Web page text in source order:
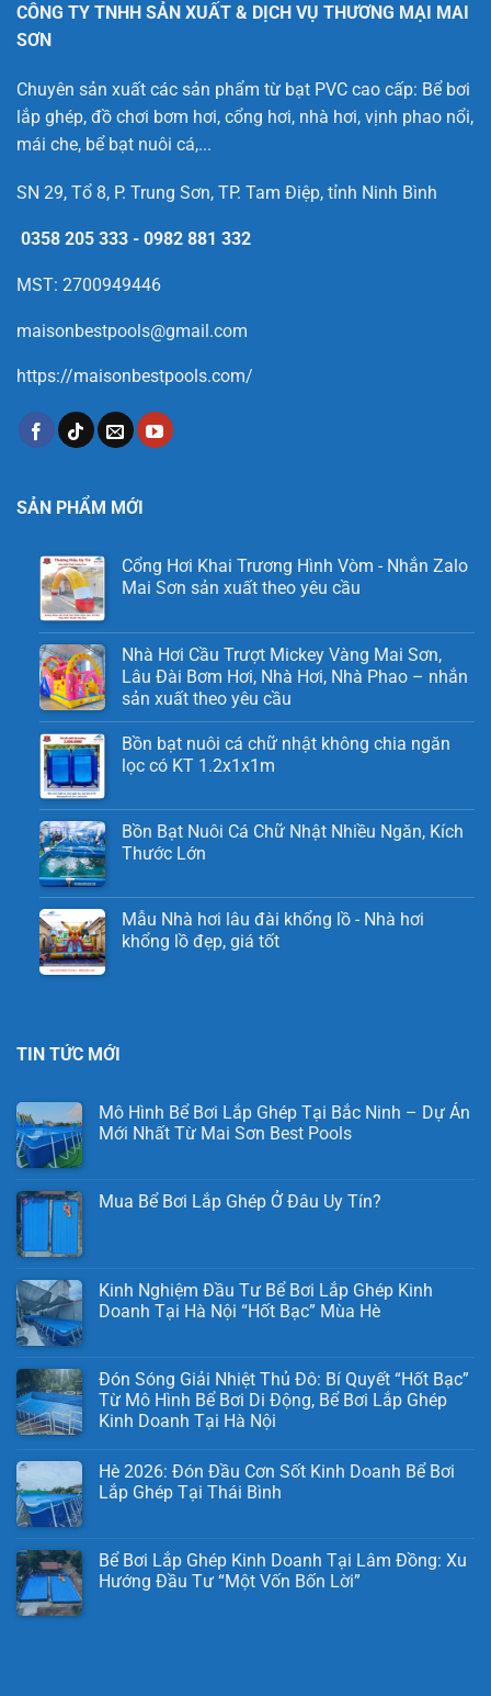
CÔNG TY TNHH SẢN XUẤT & DỊCH VỤ THƯƠNG MẠI MAI
SƠN
Chuyên sản xuất các sản phẩm từ bạt PVC cao cấp: Bể bơi
lắp ghép, đồ chơi bơm hơi, cổng hơi, nhà hơi, vịnh phao nổi,
mái che, bể bạt nuôi cá,...
SN 29, Tổ 8, P. Trung Sơn, TP. Tam Điệp, tỉnh Ninh Bình
0358 205 333 - 0982 881 332
MST: 2700949446
maisonbestpools@gmail.com
https://maisonbestpools.com/
SẢN PHẨM MỚI
Cổng Hơi Khai Trương Hình Vòm - Nhắn Zalo
Mai Sơn sản xuất theo yêu cầu
Nhà Hơi Cầu Trượt Mickey Vàng Mai Sơn,
Lâu Đài Bơm Hơi, Nhà Hơi, Nhà Phao – nhắn
sản xuất theo yêu cầu
Bồn bạt nuôi cá chữ nhật không chia ngăn
lọc có KT 1.2x1x1m
Bồn Bạt Nuôi Cá Chữ Nhật Nhiều Ngăn, Kích
Thước Lớn
Mẫu Nhà hơi lâu đài khổng lồ - Nhà hơi
khổng lồ đẹp, giá tốt
TIN TỨC MỚI
Mô Hình Bể Bơi Lắp Ghép Tại Bắc Ninh – Dự Án
Mới Nhất Từ Mai Sơn Best Pools
Mua Bể Bơi Lắp Ghép Ở Đâu Uy Tín?
Kinh Nghiệm Đầu Tư Bể Bơi Lắp Ghép Kinh
Doanh Tại Hà Nội “Hốt Bạc” Mùa Hè
Đón Sóng Giải Nhiệt Thủ Đô: Bí Quyết “Hốt Bạc”
Từ Mô Hình Bể Bơi Di Động, Bể Bơi Lắp Ghép
Kinh Doanh Tại Hà Nội
Hè 2026: Đón Đầu Cơn Sốt Kinh Doanh Bể Bơi
Lắp Ghép Tại Thái Bình
Bể Bơi Lắp Ghép Kinh Doanh Tại Lâm Đồng: Xu
Hướng Đầu Tư “Một Vốn Bốn Lời”